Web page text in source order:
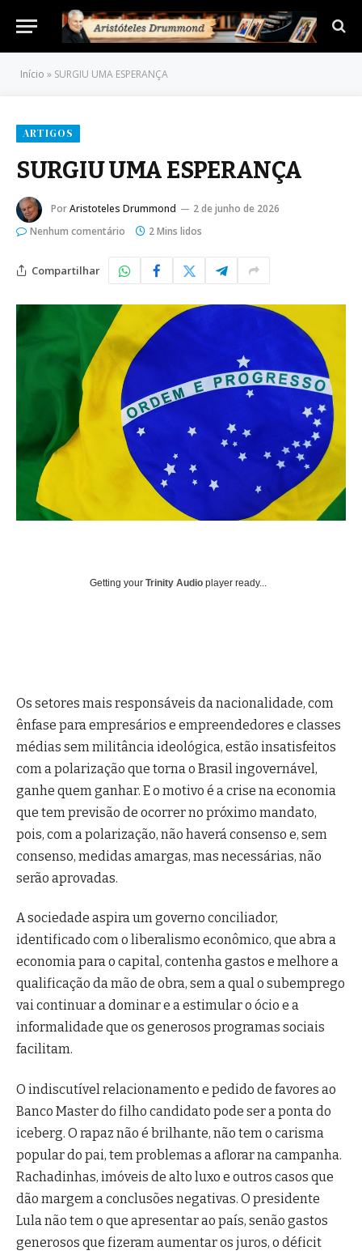
Início » SURGIU UMA ESPERANÇA
ARTIGOS
SURGIU UMA ESPERANÇA
PorAristoteles Drummond
2 de junho de 2026
Nenhum comentário
2 Mins lidos
Compartilhar
Getting your Trinity Audio player ready...
Os setores mais responsáveis da nacionalidade, com
ênfase para empresários e empreendedores e classes
médias sem militância ideológica, estão insatisfeitos
com a polarização que torna o Brasil ingovernável,
ganhe quem ganhar. E o motivo é a crise na economia
que tem previsão de ocorrer no próximo mandato,
pois, com a polarização, não haverá consenso e, sem
consenso, medidas amargas, mas necessárias, não
serão aprovadas.
A sociedade aspira um governo conciliador,
identificado com o liberalismo econômico, que abra a
economia para o capital, contenha gastos e melhore a
qualificação da mão de obra, sem a qual o subemprego
vai continuar a dominar e a estimular o ócio e a
informalidade que os generosos programas sociais
facilitam.
O indiscutível relacionamento e pedido de favores ao
Banco Master do filho candidato pode ser a ponta do
iceberg. O rapaz não é brilhante, não tem o carisma
popular do pai, tem problemas a aflorar na campanha.
Rachadinhas, imóveis de alto luxo e outros casos que
dão margem a conclusões negativas. O presidente
Lula não tem o que apresentar ao país, senão gastos
generosos que fizeram aumentar os juros, o déficit